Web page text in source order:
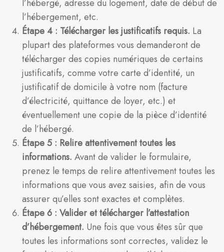
l’hébergé, adresse du logement, date de début de
l’hébergement, etc.
Étape 4 : Télécharger les justificatifs requis. La
plupart des plateformes vous demanderont de
télécharger des copies numériques de certains
justificatifs, comme votre carte d’identité, un
justificatif de domicile à votre nom (facture
d’électricité, quittance de loyer, etc.) et
éventuellement une copie de la pièce d’identité
de l’hébergé.
Étape 5 : Relire attentivement toutes les
informations. Avant de valider le formulaire,
prenez le temps de relire attentivement toutes les
informations que vous avez saisies, afin de vous
assurer qu’elles sont exactes et complètes.
Étape 6 : Valider et télécharger l’attestation
d’hébergement. Une fois que vous êtes sûr que
toutes les informations sont correctes, validez le